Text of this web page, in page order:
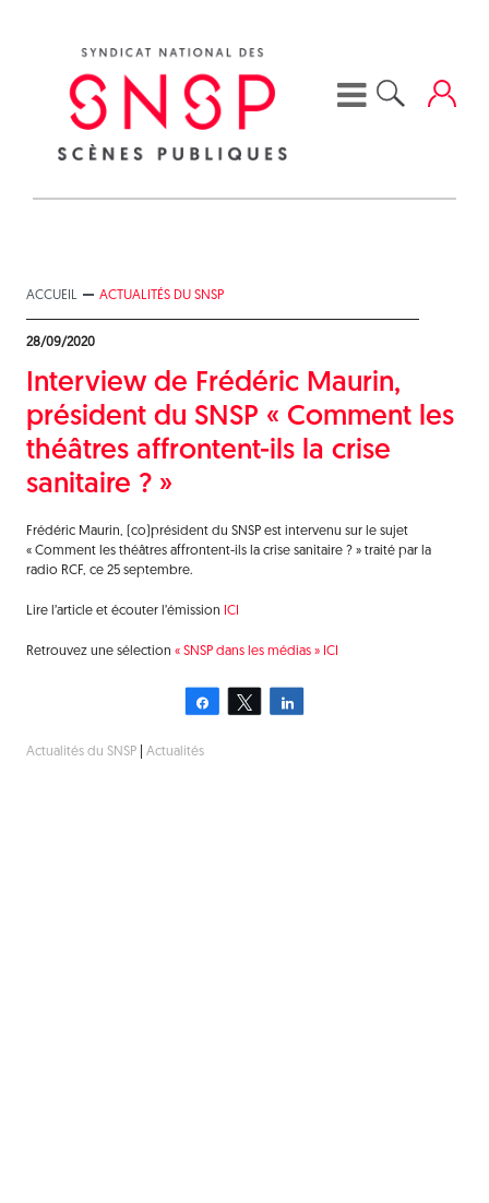
ACCUEIL ACTUALITÉS DU SNSP
28/09/2020
Interview de Frédéric Maurin,
président du SNSP « Comment les
théâtres affrontent-ils la crise
sanitaire ? »
Frédéric Maurin, (co)président du SNSP est intervenu sur le sujet
« Comment les théâtres affrontent-ils la crise sanitaire ? » traité par la
radio RCF, ce 25 septembre.
Lire l’article et écouter l’émission ICI
Retrouvez une sélection « SNSP dans les médias » ICI
Partagez Tweetez
Actualités du SNSP| Actualités